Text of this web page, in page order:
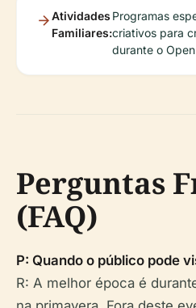
Atividades
Familiares:
Programas
criativos para
durante o
Perguntas
(FAQ)
P: Quando o público pode
R: A melhor época é